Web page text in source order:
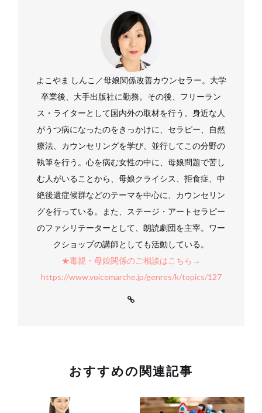
よこやま しんこ／母娘関係改善カウンセラー。大学
卒業後、大手出版社に勤務。その後、フリーラン
ス・ライターとして国内外の取材を行う。身近な人
がうつ病になったのをきっかけに、セラピー、自然
療法、カウンセリングを学び、並行してこの分野の
執筆を行う。心を病む女性の中に、母娘問題で苦し
む人がいることから、母娘クライシス、拒食症、中
絶後遺症候群などのテーマを中心に、カウンセリン
グを行っている。また、ステージ・アートセラピー
のファシリテーターとして、朗読劇団を主宰。ワー
クショップの講師としても活動している。
★毒親・母娘関係のご相談はこちら→
https://www.voicemarche.jp/genres/k/topics/127
おすすめの関連記事